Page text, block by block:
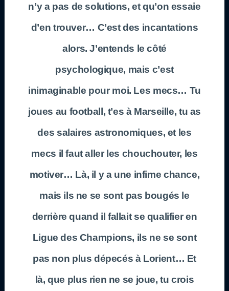
n’y a pas de solutions, et qu’on essaie
d’en trouver… C’est des incantations
alors. J’entends le côté
psychologique, mais c’est
inimaginable pour moi. Les mecs… Tu
joues au football, t’es à Marseille, tu as
des salaires astronomiques, et les
mecs il faut aller les chouchouter, les
motiver… Là, il y a une infime chance,
mais ils ne se sont pas bougés le
derrière quand il fallait se qualifier en
Ligue des Champions, ils ne se sont
pas non plus dépecés à Lorient… Et
là, que plus rien ne se joue, tu crois